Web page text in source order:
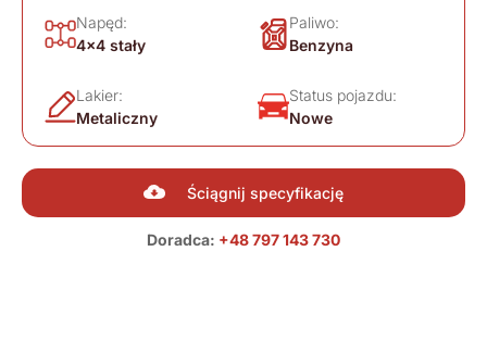
Napęd:
4x4 stały
Paliwo:
Benzyna
Lakier:
Metaliczny
Status pojazdu:
Nowe
Ściągnij specyfikację
Doradca: +48 797 143 730